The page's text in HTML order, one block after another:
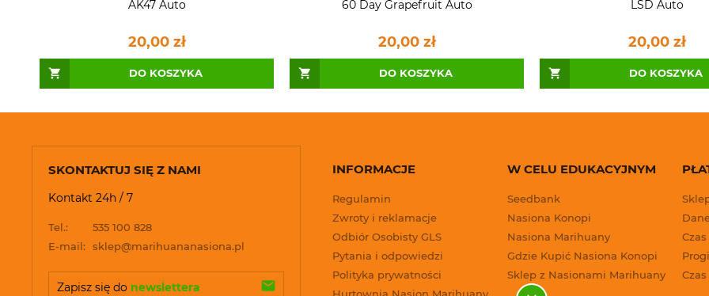
AK47 Auto
20,00 zł
DO KOSZYKA
60 Day Grapefruit Auto
20,00 zł
DO KOSZYKA
LSD Auto
20,00 zł
DO KOSZYKA
INFORMACJE
Regulamin
Zwroty i reklamacje
Odbiór Osobisty GLS
Pytania i odpowiedzi
Polityka prywatności
Hurtownia Nasion Marihuany
W CELU EDUKACYJNYM
Seedbank
Nasiona Konopi
Nasiona Marihuany
Gdzie Kupić Nasiona Konopi
Sklep z Nasionami Marihuany
SKONTAKTUJ SIĘ Z NAMI
Kontakt 24h / 7
Tel.:
535 100 828
E-mail: sklep@marihuananasiona.pl
Zapisz się do newslettera